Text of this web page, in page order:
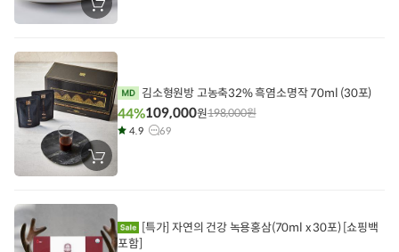
장
바
에
담
장
바
에
기
김소형원방 고농축32% 흑염소명작 70ml (30포)
44%109,000원198,000원
4.9 69
포함]